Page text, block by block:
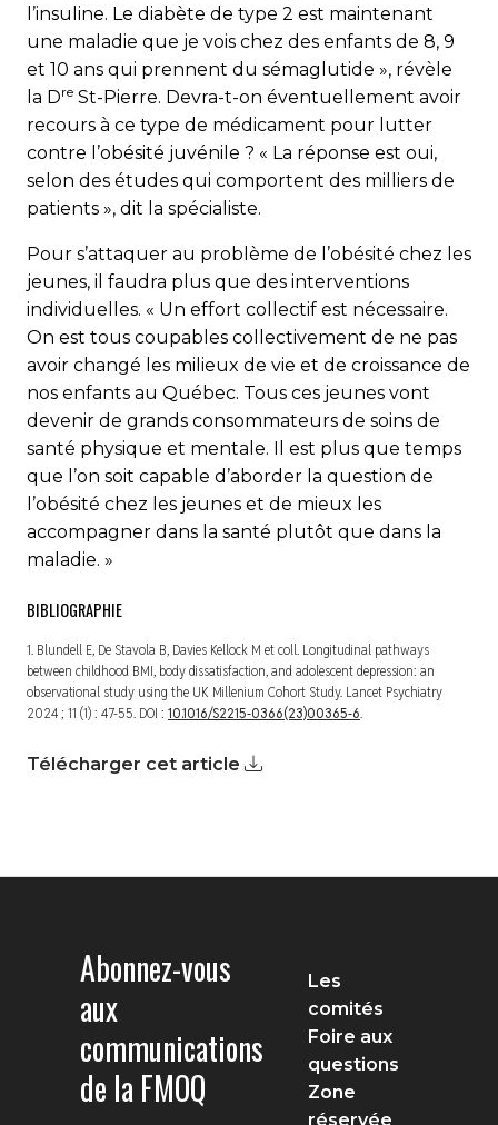
l’insuline. Le diabète de type 2 est maintenant
une maladie que je vois chez des enfants de 8, 9
et 10 ans qui prennent du sémaglutide », révèle
la Dre St-Pierre. Devra-t-on éventuellement avoir
recours à ce type de médicament pour lutter
contre l’obésité juvénile ? « La réponse est oui,
selon des études qui comportent des milliers de
patients », dit la spécialiste.
Pour s’attaquer au problème de l’obésité chez les
jeunes, il faudra plus que des interventions
individuelles. « Un effort collectif est nécessaire.
On est tous coupables collectivement de ne pas
avoir changé les milieux de vie et de croissance de
nos enfants au Québec. Tous ces jeunes vont
devenir de grands consommateurs de soins de
santé physique et mentale. Il est plus que temps
que l’on soit capable d’aborder la question de
l’obésité chez les jeunes et de mieux les
accompagner dans la santé plutôt que dans la
maladie. »
BIBLIOGRAPHIE
1. Blundell E, De Stavola B, Davies Kellock M et coll. Longitudinal pathways
between childhood BMI, body dissatisfaction, and adolescent depression: an
observational study using the UK Millenium Cohort Study. Lancet Psychiatry
2024 ; 11 (1) : 47-55. DOI : 10.1016/S2215-0366(23)00365-6.
Télécharger cet article
Abonnez-vous
aux
communications
de la FMOQ
Les
comités
Foire aux
questions
Zone
réservée